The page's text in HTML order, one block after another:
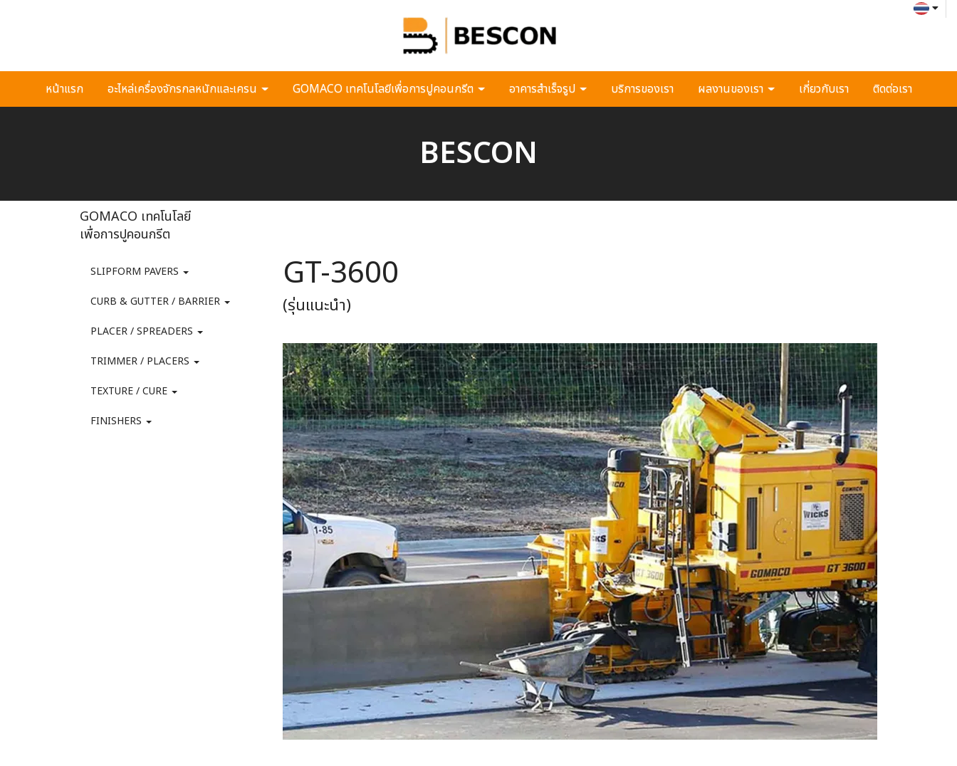
หน้าแรก อะไหล่เครื่องจักรกลหนักและเครน GOMACO เทคโนโลยีเพื่อการปูคอนกรีต อาคารสำเร็จรูป บริการของเรา ผลงานของเรา เกี่ยวกับเรา ติดต่อเรา
BESCON
GOMACO เทคโนโลยี
เพื่อการปูคอนกรีต
SLIPFORM PAVERS
CURB & GUTTER / BARRIER
PLACER / SPREADERS
TRIMMER / PLACERS
TEXTURE / CURE
FINISHERS
GT-3600
(รุ่นแนะนำ)